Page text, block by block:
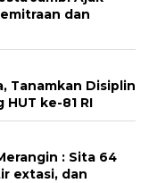
dan
Tanamkan Disiplin
ke-81 RI
: Sita 64
extasi, dan